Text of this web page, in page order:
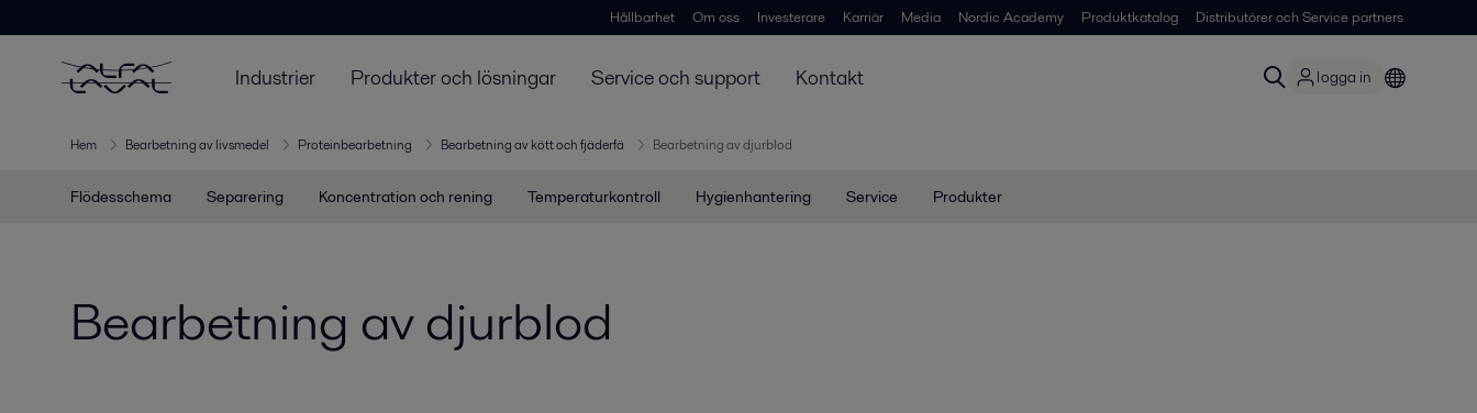
Hållbarhet Om oss Investerare Karriär Media Nordic Academy Produktkatalog Distributörer och Service partners
Industrier Produkter och lösningar Service och support Kontakt logga in
Hem Bearbetning av livsmedel Proteinbearbetning Bearbetning av kött och fjäderfä Bearbetning av djurblod
Flödesschema Separering Koncentration och rening Temperaturkontroll Hygienhantering Service Produkter
Bearbetning av djurblod